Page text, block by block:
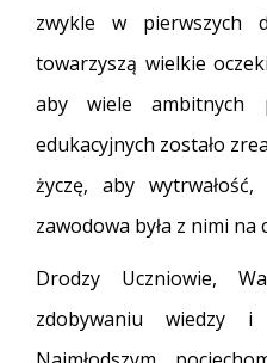
zwykle w pierwszych
towarzyszą wielkie
aby wiele ambitnych
edukacyjnych zostało
życzę, aby
zawodowa była z nimi na
Drodzy Uczniowie,
zdobywaniu wiedzy i